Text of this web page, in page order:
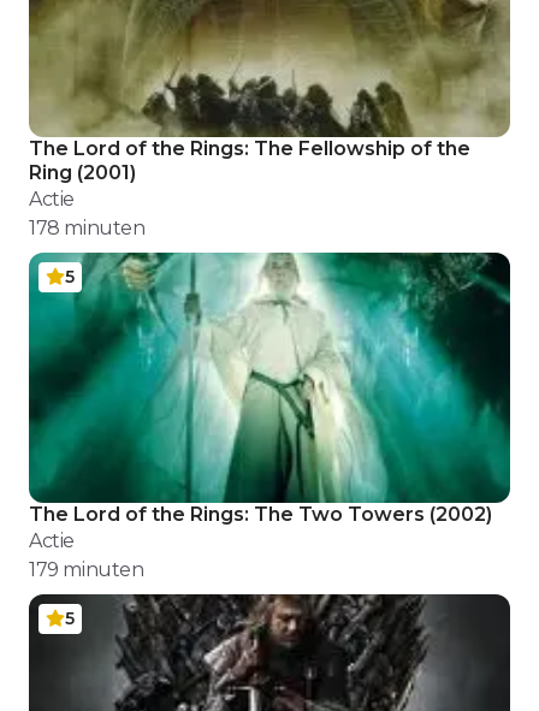
The Lord of the Rings: The Fellowship of the
Ring (2001)
Actie
178 minuten
5
The Lord of the Rings: The Two Towers (2002)
Actie
179 minuten
5